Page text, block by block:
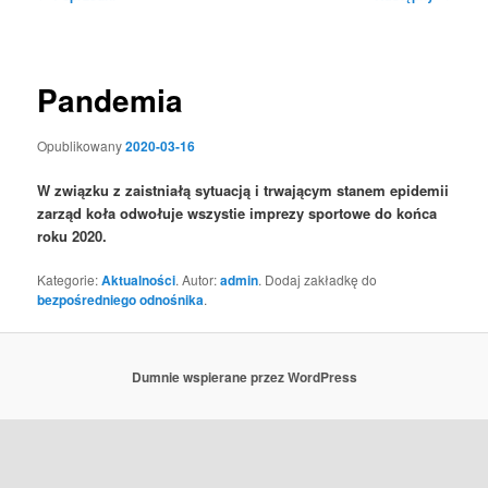
Pandemia
Opublikowany2020-03-16
W związku z zaistniałą sytuacją i trwającym stanem epidemii
zarząd koła odwołuje wszystie imprezy sportowe do końca
roku 2020.
Kategorie:Aktualności. Autor:admin. Dodaj zakładkę do
bezpośredniego odnośnika.
Dumnie wspierane przez WordPress